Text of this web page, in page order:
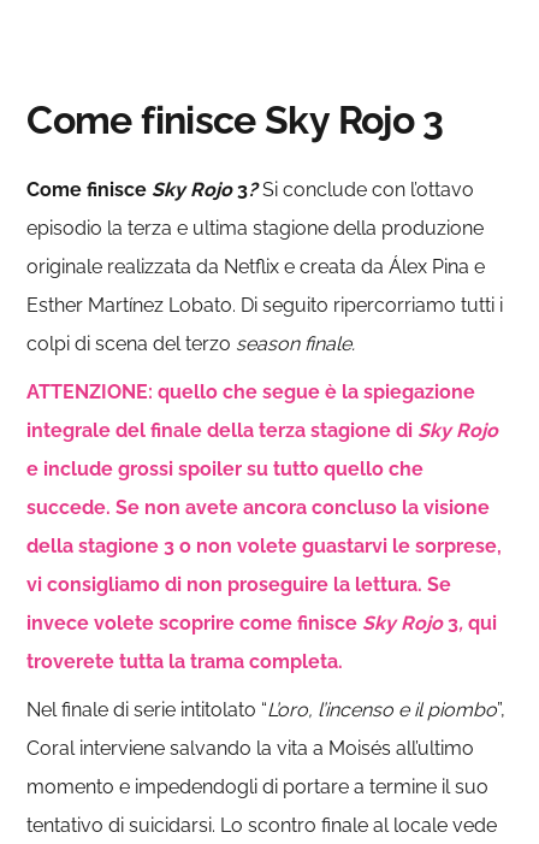
Come finisce Sky Rojo 3
Come finisce Sky Rojo3? Si conclude con l’ottavo
episodio la terza e ultima stagione della produzione
originale realizzata da Netflix e creata da Álex Pina e
Esther Martínez Lobato. Di seguito ripercorriamo tutti i
colpi di scena del terzo season finale.
ATTENZIONE: quello che segue è la spiegazione
integrale del finale della terza stagione di Sky Rojo
e include grossi spoiler su tutto quello che
succede. Se non avete ancora concluso la visione
della stagione 3 o non volete guastarvi le sorprese,
vi consigliamo di non proseguire la lettura. Se
invece volete scoprire come finisce Sky Rojo3, qui
troverete tutta la trama completa.
Nel finale di serie intitolato “L’oro, l’incenso e il piombo”,
Coral interviene salvando la vita a Moisés all’ultimo
momento e impedendogli di portare a termine il suo
tentativo di suicidarsi. Lo scontro finale al locale vede